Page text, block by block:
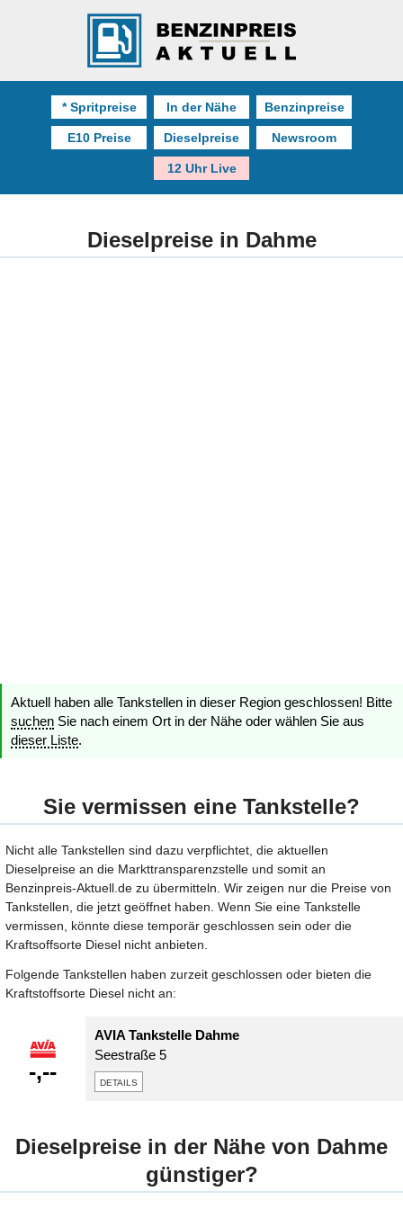
* Spritpreise In der Nähe Benzinpreise
E10 Preise Dieselpreise Newsroom
12 Uhr Live
Dieselpreise in Dahme
Aktuell haben alle Tankstellen in dieser Region geschlossen! Bitte
suchen Sie nach einem Ort in der Nähe oder wählen Sie aus
dieser Liste.
Sie vermissen eine Tankstelle?
Nicht alle Tankstellen sind dazu verpflichtet, die aktuellen
Dieselpreise an die Markttransparenzstelle und somit an
Benzinpreis-Aktuell.de zu übermitteln. Wir zeigen nur die Preise von
Tankstellen, die jetzt geöffnet haben. Wenn Sie eine Tankstelle
vermissen, könnte diese temporär geschlossen sein oder die
Kraftsoffsorte Diesel nicht anbieten.
Folgende Tankstellen haben zurzeit geschlossen oder bieten die
Kraftstoffsorte Diesel nicht an:
-,--
AVIA Tankstelle Dahme
Seestraße 5
details
Dieselpreise in der Nähe von Dahme
günstiger?